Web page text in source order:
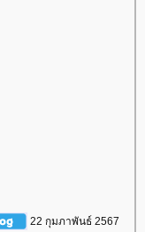
22 กุมภาพันธ์ 2567